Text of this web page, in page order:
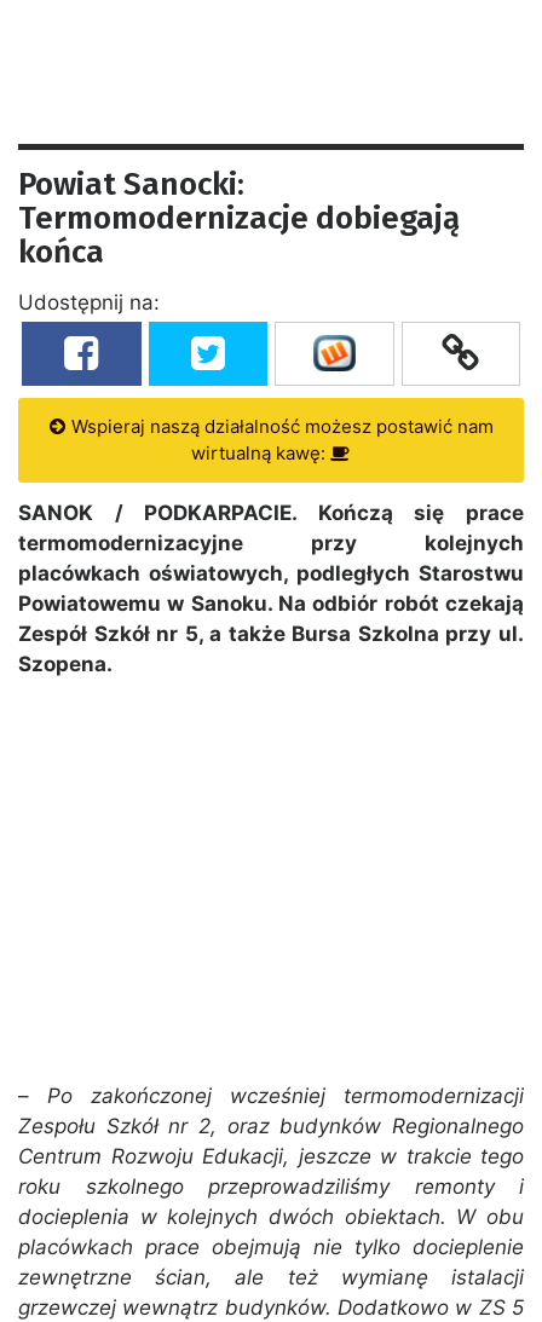
Powiat Sanocki:
Termomodernizacje dobiegają
końca
Udostępnij na:
Wspieraj naszą działalność możesz postawić nam
wirtualną kawę:
SANOK / PODKARPACIE. Kończą się prace
termomodernizacyjne przy kolejnych
placówkach oświatowych, podległych Starostwu
Powiatowemu w Sanoku. Na odbiór robót czekają
Zespół Szkół nr 5, a także Bursa Szkolna przy ul.
Szopena.
– Po zakończonej wcześniej termomodernizacji
Zespołu Szkół nr 2, oraz budynków Regionalnego
Centrum Rozwoju Edukacji, jeszcze w trakcie tego
roku szkolnego przeprowadziliśmy remonty i
docieplenia w kolejnych dwóch obiektach. W obu
placówkach prace obejmują nie tylko docieplenie
zewnętrzne ścian, ale też wymianę istalacji
grzewczej wewnątrz budynków. Dodatkowo w ZS 5